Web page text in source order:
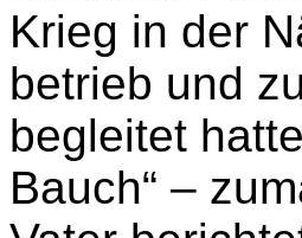
Krieg in der
betrieb und
begleitet
Bauch“ –